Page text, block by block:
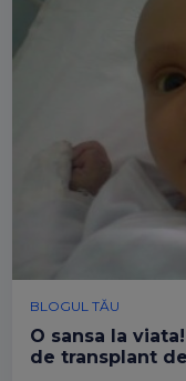
BLOGUL TĂU
O sansa la
de transplant